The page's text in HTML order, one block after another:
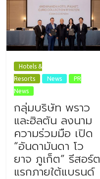
Hotels &
Resorts
News
PR
News
กลุ่มบริษัท พราว
และฮิลตัน ลงนาม
ความร่วมมือ เปิด
“อันดามันดา โว
ยาจ ภูเก็ต” รีสอร์ต
แรกภายใต้แบรนด์